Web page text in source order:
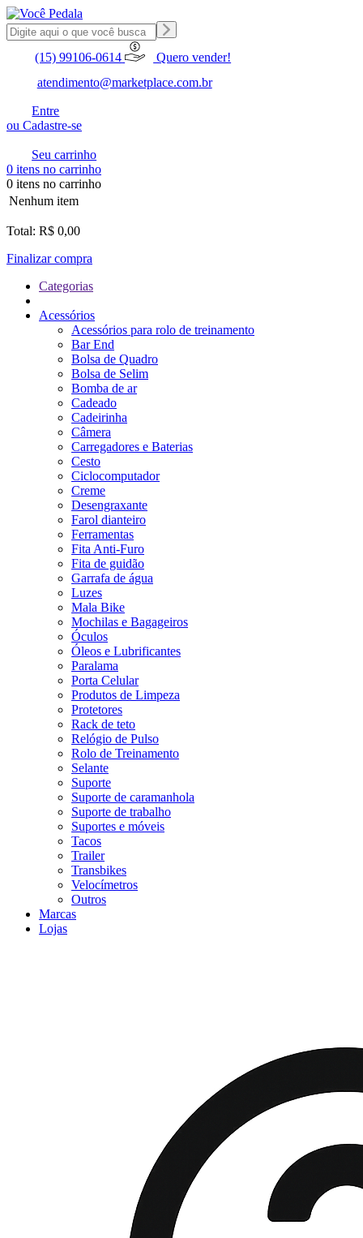
(15) 99106-0614
Quero vender!
atendimento@marketplace.com.br
Entre
ou Cadastre-se
Seu carrinho
0 itens no carrinho
0 itens no carrinho
Nenhum item
Total: R$ 0,00
Finalizar compra
Categorias
Acessórios
Acessórios para rolo de treinamento
Bar End
Bolsa de Quadro
Bolsa de Selim
Bomba de ar
Cadeado
Cadeirinha
Câmera
Carregadores e Baterias
Cesto
Ciclocomputador
Creme
Desengraxante
Farol dianteiro
Ferramentas
Fita Anti-Furo
Fita de guidão
Garrafa de água
Luzes
Mala Bike
Mochilas e Bagageiros
Óculos
Óleos e Lubrificantes
Paralama
Porta Celular
Produtos de Limpeza
Protetores
Rack de teto
Relógio de Pulso
Rolo de Treinamento
Selante
Suporte
Suporte de caramanhola
Suporte de trabalho
Suportes e móveis
Tacos
Trailer
Transbikes
Velocímetros
Outros
Marcas
Lojas